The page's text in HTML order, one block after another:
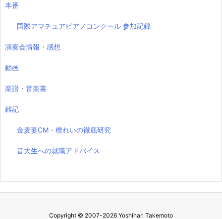
本番
国際アマチュアピアノコンクール 参加記録
演奏会情報・感想
動画
楽譜・音楽書
雑記
金麦妻CM・檀れいの徹底研究
音大生への就職アドバイス
Copyright © 2007-2026 Yoshinari Takemoto